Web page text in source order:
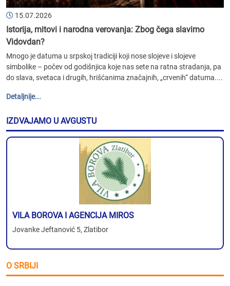
15.07.2026
Istorija, mitovi i narodna verovanja: Zbog čega slavimo
Vidovdan?
Mnogo je datuma u srpskoj tradiciji koji nose slojeve i slojeve
simbolike – počev od godišnjica koje nas sete na ratna stradanja, pa
do slava, svetaca i drugih, hrišćanima značajnih, „crvenih“ datuma....
Detaljnije...
IZDVAJAMO U AVGUSTU
VILA BOROVA I AGENCIJA MIROS
Jovanke Jeftanović 5, Zlatibor
O SRBIJI